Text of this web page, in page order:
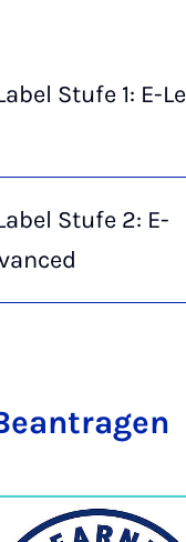
Stufe 1: E-
Stufe 2: E-